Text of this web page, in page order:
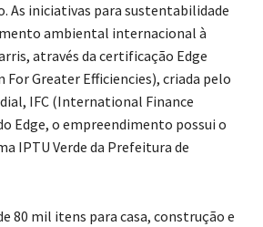
As iniciativas para sustentabilidade
ambiental internacional à
através da certificação Edge
For Greater Efficiencies), criada pelo
IFC (International Finance
Edge, o empreendimento possui o
IPTU Verde da Prefeitura de
80 mil itens para casa, construção e